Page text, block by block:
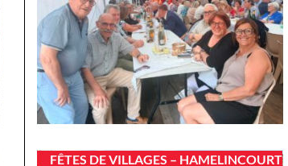
FÊTES DE VILLAGES – HAMELINCOURT